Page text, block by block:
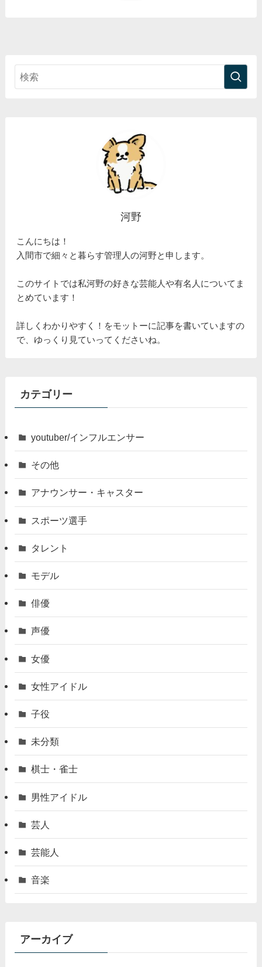
河野
こんにちは！
入間市で細々と暮らす管理人の河野と申します。
このサイトでは私河野の好きな芸能人や有名人についてま
とめています！
詳しくわかりやすく！をモットーに記事を書いていますの
で、ゆっくり見ていってくださいね。
カテゴリー
youtuber/インフルエンサー
その他
アナウンサー・キャスター
スポーツ選手
タレント
モデル
俳優
声優
女優
女性アイドル
子役
未分類
棋士・雀士
男性アイドル
芸人
芸能人
音楽
アーカイブ